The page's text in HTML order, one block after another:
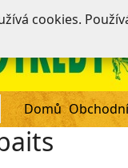
Domů
cookies.